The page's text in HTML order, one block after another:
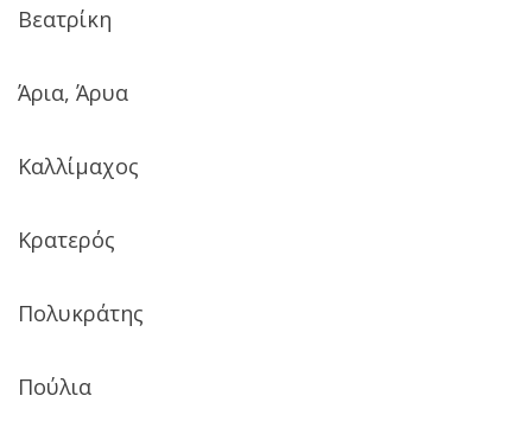
Βεατρίκη
Άρια, Άρυα
Καλλίµαχος
Κρατερός
Πολυκράτης
Πούλια